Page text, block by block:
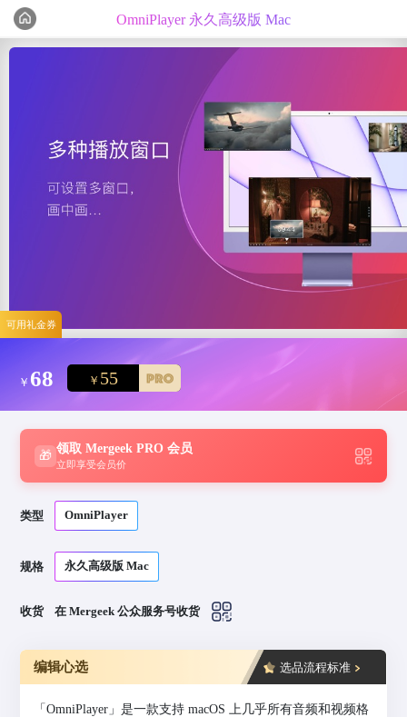
可用礼金券
OmniPlayer 永久高级版 Mac
编辑心选 精选测评
￥ 68 ￥ 55
🎁
领取 Mergeek PRO 会员
立即享受会员价
类型 OmniPlayer
规格 永久高级版 Mac
收货 在 Mergeek 公众服务号收货
编辑心选 选品流程标准
「OmniPlayer」是一款支持 macOS 上几乎所有音频和视频格